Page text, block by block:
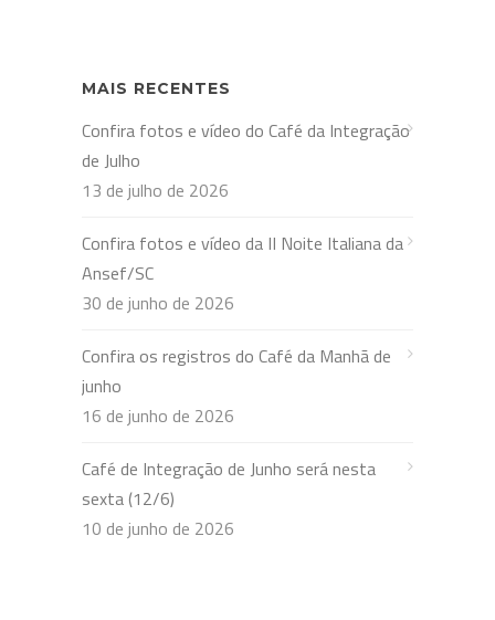
MAIS RECENTES
Confira fotos e vídeo do Café da Integração
de Julho
13 de julho de 2026
Confira fotos e vídeo da II Noite Italiana da
Ansef/SC
30 de junho de 2026
Confira os registros do Café da Manhã de
junho
16 de junho de 2026
Café de Integração de Junho será nesta
sexta (12/6)
10 de junho de 2026